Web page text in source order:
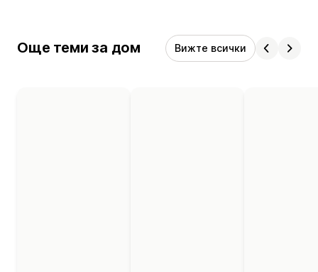
Още теми за дом Вижте всички